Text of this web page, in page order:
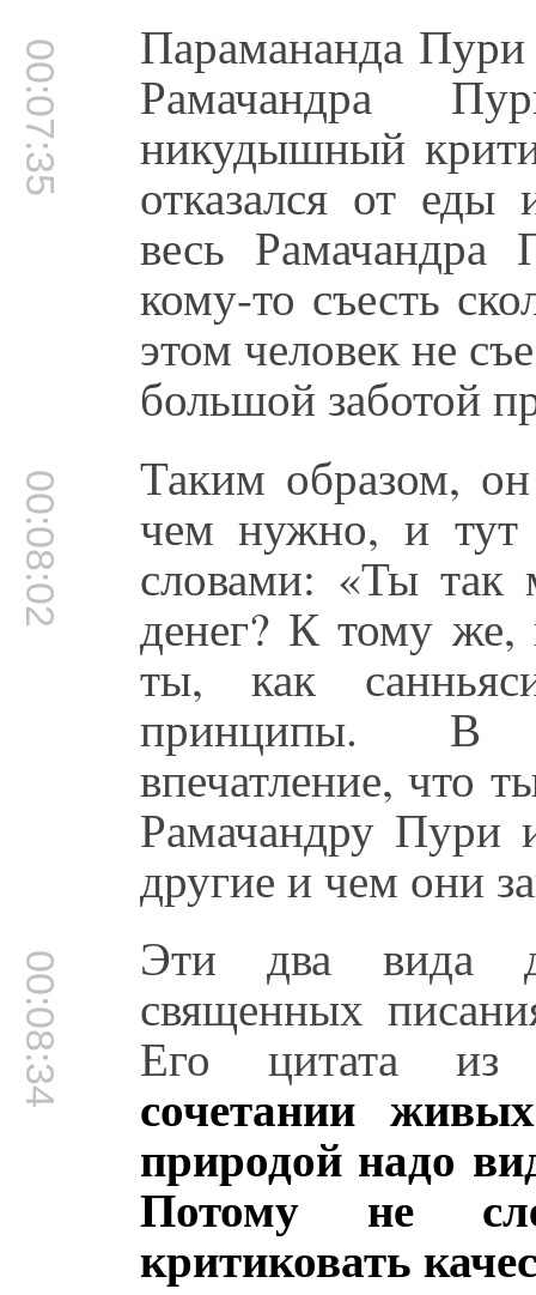
00:07:35 Парамананда
Рамачандра
никудышный
отказался от еды
весь Рамачандра
кому-то съесть
этом человек не
большой заботой
00:08:02 Таким образом,
чем нужно, и тут
словами: «Ты так
денег? К тому же,
ты, как
принципы. В
впечатление, что
Рамачандру Пури
другие и чем они
00:08:34 Эти два вида
священных
Его цитата из
сочетании
природой надо
Потому не
критиковать